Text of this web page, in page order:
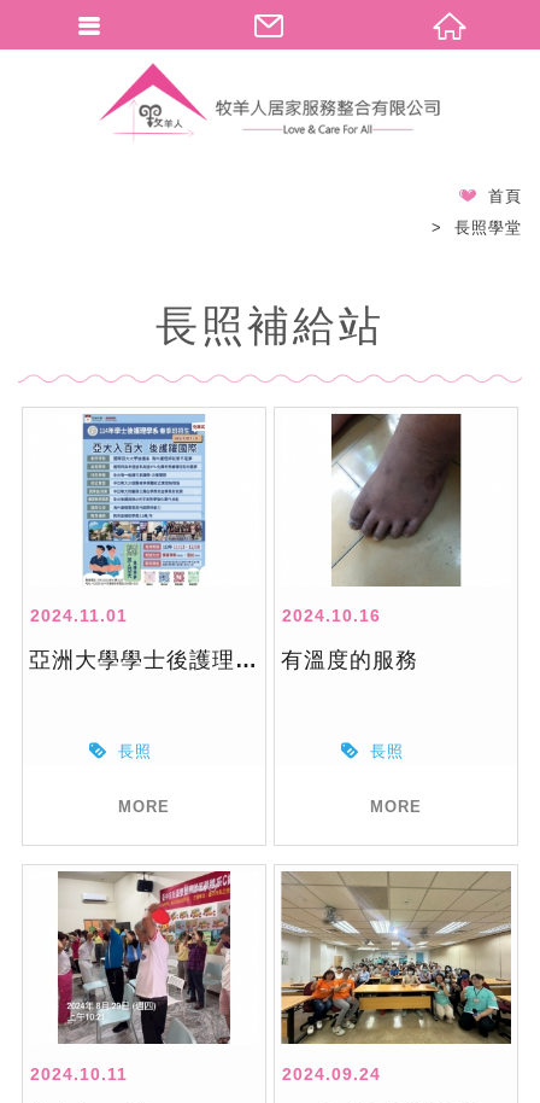
首頁
長照學堂
長照補給站
2024.11.01
亞洲大學學士後護理學系招生中
長照
MORE
2024.10.16
有溫度的服務
長照
MORE
2024.10.11 2024.09.24